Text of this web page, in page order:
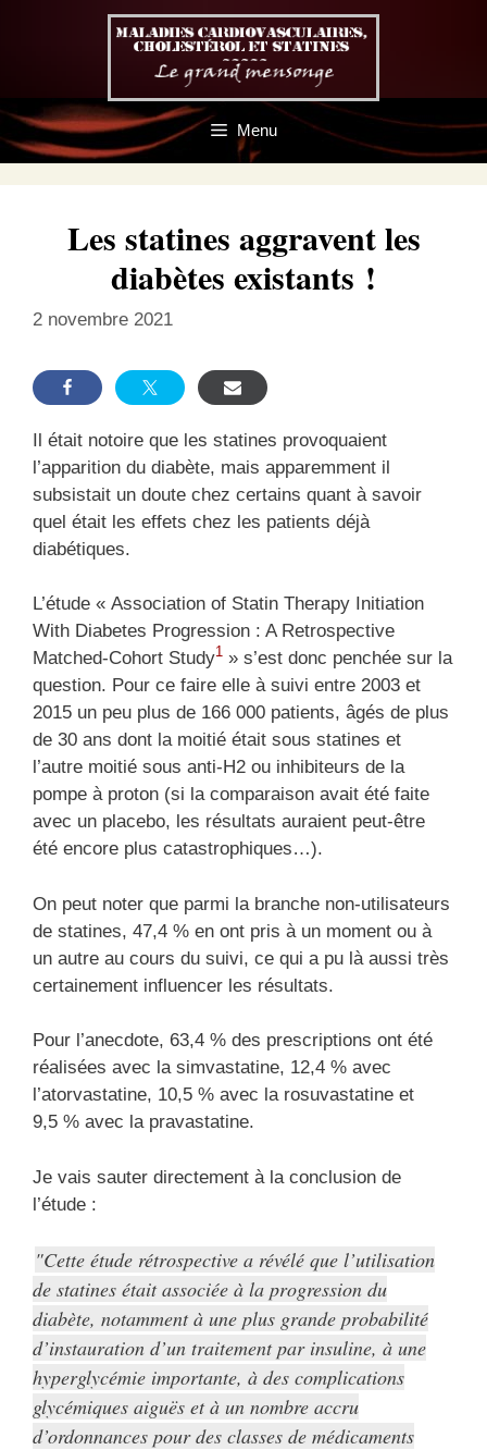
Menu
Les statines aggravent les
diabètes existants !
2 novembre 2021
Il était notoire que les statines provoquaient
l’apparition du diabète, mais apparemment il
subsistait un doute chez certains quant à savoir
quel était les effets chez les patients déjà
diabétiques.
L’étude « Association of Statin Therapy Initiation
With Diabetes Progression : A Retrospective
Matched-Cohort Study1 » s’est donc penchée sur la
question. Pour ce faire elle à suivi entre 2003 et
2015 un peu plus de 166 000 patients, âgés de plus
de 30 ans dont la moitié était sous statines et
l’autre moitié sous anti-H2 ou inhibiteurs de la
pompe à proton (si la comparaison avait été faite
avec un placebo, les résultats auraient peut-être
été encore plus catastrophiques…).
On peut noter que parmi la branche non-utilisateurs
de statines, 47,4 % en ont pris à un moment ou à
un autre au cours du suivi, ce qui a pu là aussi très
certainement influencer les résultats.
Pour l’anecdote, 63,4 % des prescriptions ont été
réalisées avec la simvastatine, 12,4 % avec
l’atorvastatine, 10,5 % avec la rosuvastatine et
9,5 % avec la pravastatine.
Je vais sauter directement à la conclusion de
l’étude :
Cette étude rétrospective a révélé que l’utilisation
de statines était associée à la progression du
diabète, notamment à une plus grande probabilité
d’instauration d’un traitement par insuline, à une
hyperglycémie importante, à des complications
glycémiques aiguës et à un nombre accru
d’ordonnances pour des classes de médicaments